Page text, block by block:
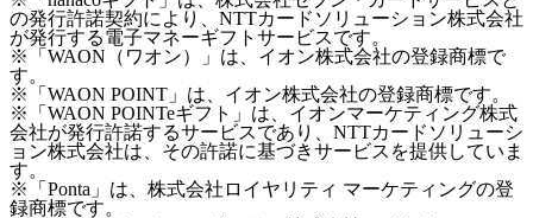
の発行許諾契約により、NTTカードソリューション株式会社
が発行する電子マネーギフトサービスです。
※「WAON（ワオン）」は、イオン株式会社の登録商標で
す。
※「WAON POINT」は、イオン株式会社の登録商標です。
※「WAON POINTeギフト」は、イオンマーケティング株式
会社が発行許諾するサービスであり、NTTカードソリューシ
ョン株式会社は、その許諾に基づきサービスを提供していま
す。
※「Ponta」は、株式会社ロイヤリティ マーケティングの登
録商標です。